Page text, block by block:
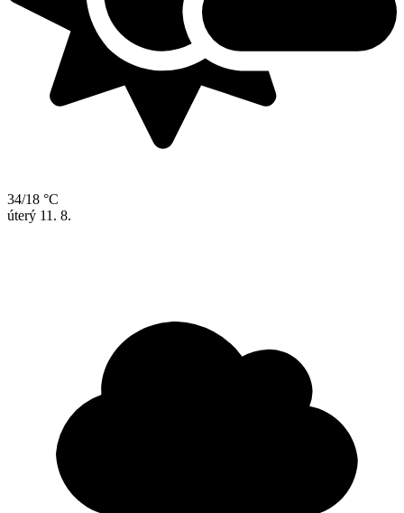
34/18 °C
úterý 11. 8.